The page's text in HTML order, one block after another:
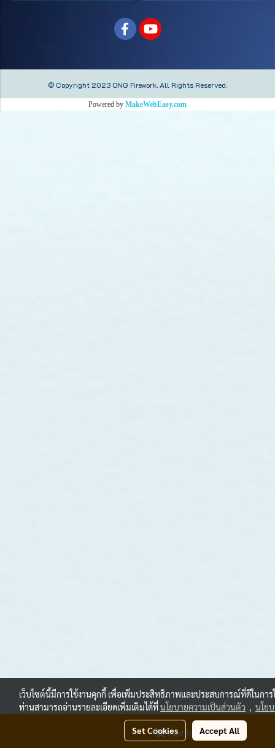
Add to Cart
© Copyright 2023 ONG Firework.All Rights Reserved.
Powered by MakeWebEasy.com
เว็บไซต์นี้มีการใช้งานคุกกี้ เพื่อเพิ่มประสิทธิภาพและประสบการณ์ที่ดีในการ
ท่านสามารถอ่านรายละเอียดเพิ่มเติมได้ที่นโยบายความเป็นส่วนตัว , นโย
Set Cookies Accept All